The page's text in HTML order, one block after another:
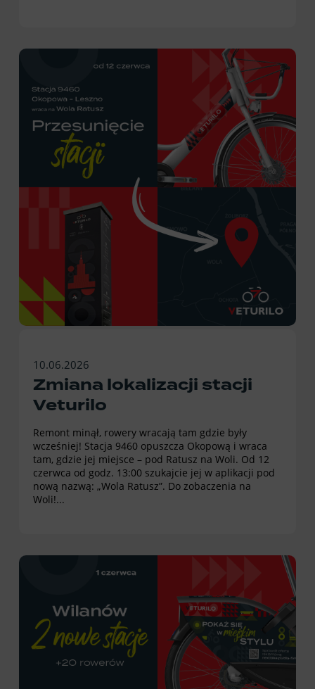
10.06.2026
Zmiana lokalizacji stacji
Veturilo
Remont minął, rowery wracają tam gdzie były
wcześniej! Stacja 9460 opuszcza Okopową i wraca
tam, gdzie jej miejsce – pod Ratusz na Woli. Od 12
czerwca od godz. 13:00 szukajcie jej w aplikacji pod
nową nazwą: „Wola Ratusz”. Do zobaczenia na
Woli!...